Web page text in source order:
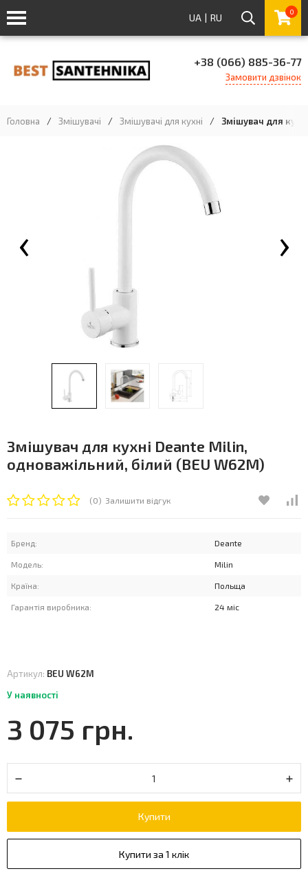
UA | RU 0
+38 (066) 885-36-77
Замовити дзвінок
Головна / Змішувачі / Змішувачі для кухні / Змішувач для
‹ ›
Змішувач для кухні Deante Milin,
одноважільний, білий (BEU W62M)
(0) Залишити відгук
Бренд: Deante
Модель: Milin
Країна: Польща
Гарантія виробника: 24 міс
Артикул: BEU W62M
У наявності
3 075 грн.
Купити
Купити за 1 клік